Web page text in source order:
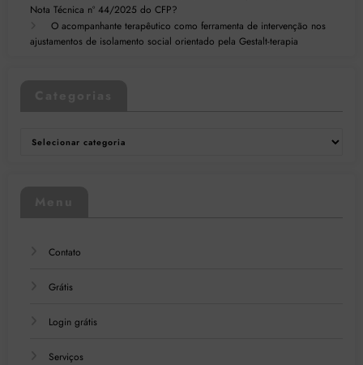
Nota Técnica nº 44/2025 do CFP?
O acompanhante terapêutico como ferramenta de intervenção nos
ajustamentos de isolamento social orientado pela Gestalt-terapia
Contato
Grátis
Login grátis
Serviços